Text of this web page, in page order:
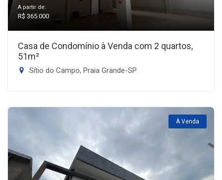
A partir de:
R$ 365.000
Casa de Condomínio à Venda com 2 quartos,
51m²
Sítio do Campo, Praia Grande-SP
À Venda